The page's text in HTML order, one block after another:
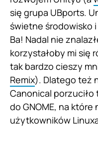
się grupa UBports.
świetne środowisko
Ba! Nadal nie
korzystałoby mi się
tak bardzo cieszy
Remix). Dlatego też
Canonical
do GNOME, na które
użytkowników